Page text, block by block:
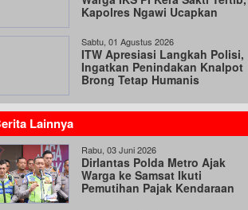
Kapolres Ngawi Ucapkan
Sabtu, 01 Agustus 2026
ITW Apresiasi Langkah Polisi,
Ingatkan Penindakan Knalpot
Brong Tetap Humanis
Lainnya
Rabu, 03 Juni 2026
Dirlantas Polda Metro Ajak
Warga ke Samsat Ikuti
Pemutihan Pajak Kendaraan